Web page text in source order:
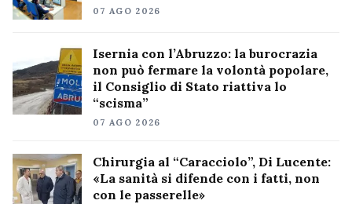
07 AGO 2026
Isernia con l’Abruzzo: la burocrazia
non può fermare la volontà popolare,
il Consiglio di Stato riattiva lo
“scisma”
07 AGO 2026
Chirurgia al “Caracciolo”, Di Lucente:
«La sanità si difende con i fatti, non
con le passerelle»